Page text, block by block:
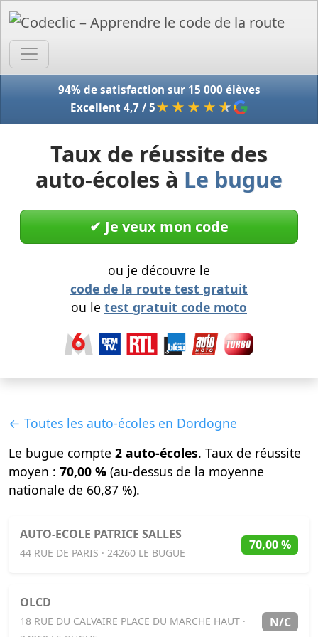
94% de satisfaction sur 15 000 élèves
Excellent 4,7 / 5★★★★ ★
Taux de réussite des
auto-écoles à Le bugue
✔︎ Je veux mon code
ou je découvre le
code de la route test gratuit
ou le test gratuit code moto
← Toutes les auto-écoles en Dordogne
Le bugue compte 2 auto-écoles. Taux de réussite
moyen : 70,00 % (au-dessus de la moyenne
nationale de 60,87 %).
AUTO-ECOLE PATRICE SALLES
44 RUE DE PARIS · 24260 LE BUGUE
70,00 %
OLCD
18 RUE DU CALVAIRE PLACE DU MARCHE HAUT ·
N/C